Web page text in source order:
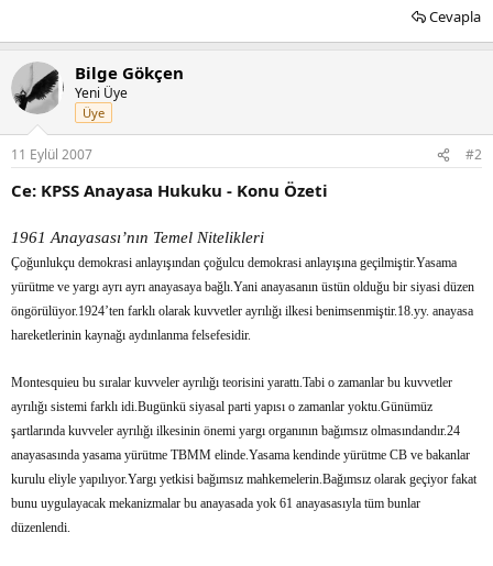
Cevapla
Bilge Gökçen
Yeni Üye
Üye
11 Eylül 2007 #2
Ce: KPSS Anayasa Hukuku - Konu Özeti
1961 Anayasası’nın Temel Nitelikleri
Çoğunlukçu demokrasi anlayışından çoğulcu demokrasi anlayışına geçilmiştir.Yasama
yürütme ve yargı ayrı ayrı anayasaya bağlı.Yani anayasanın üstün olduğu bir siyasi düzen
öngörülüyor.1924’ten farklı olarak kuvvetler ayrılığı ilkesi benimsenmiştir.18.yy. anayasa
hareketlerinin kaynağı aydınlanma felsefesidir.
Montesquieu bu sıralar kuvveler ayrılığı teorisini yarattı.Tabi o zamanlar bu kuvvetler
ayrılığı sistemi farklı idi.Bugünkü siyasal parti yapısı o zamanlar yoktu.Günümüz
şartlarında kuvveler ayrılığı ilkesinin önemi yargı organının bağımsız olmasındandır.24
anayasasında yasama yürütme TBMM elinde.Yasama kendinde yürütme CB ve bakanlar
kurulu eliyle yapılıyor.Yargı yetkisi bağımsız mahkemelerin.Bağımsız olarak geçiyor fakat
bunu uygulayacak mekanizmalar bu anayasada yok 61 anayasasıyla tüm bunlar
düzenlendi.